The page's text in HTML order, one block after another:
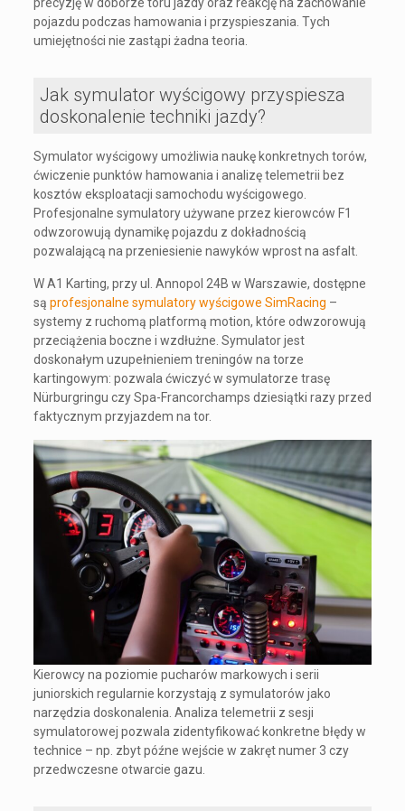
pojazdu podczas hamowania i przyspieszania. Tych
umiejętności nie zastąpi żadna teoria.
Jak symulator wyścigowy przyspiesza
doskonalenie techniki jazdy?
Symulator wyścigowy umożliwia naukę konkretnych torów,
ćwiczenie punktów hamowania i analizę telemetrii bez
kosztów eksploatacji samochodu wyścigowego.
Profesjonalne symulatory używane przez kierowców F1
odwzorowują dynamikę pojazdu z dokładnością
pozwalającą na przeniesienie nawyków wprost na asfalt.
W A1 Karting, przy ul. Annopol 24B w Warszawie, dostępne
są profesjonalne symulatory wyścigowe SimRacing –
systemy z ruchomą platformą motion, które odwzorowują
przeciążenia boczne i wzdłużne. Symulator jest
doskonałym uzupełnieniem treningów na torze
kartingowym: pozwala ćwiczyć w symulatorze trasę
Nürburgringu czy Spa-Francorchamps dziesiątki razy przed
faktycznym przyjazdem na tor.
Kierowcy na poziomie pucharów markowych i serii
juniorskich regularnie korzystają z symulatorów jako
narzędzia doskonalenia. Analiza telemetrii z sesji
symulatorowej pozwala zidentyfikować konkretne błędy w
technice – np. zbyt późne wejście w zakręt numer 3 czy
przedwczesne otwarcie gazu.